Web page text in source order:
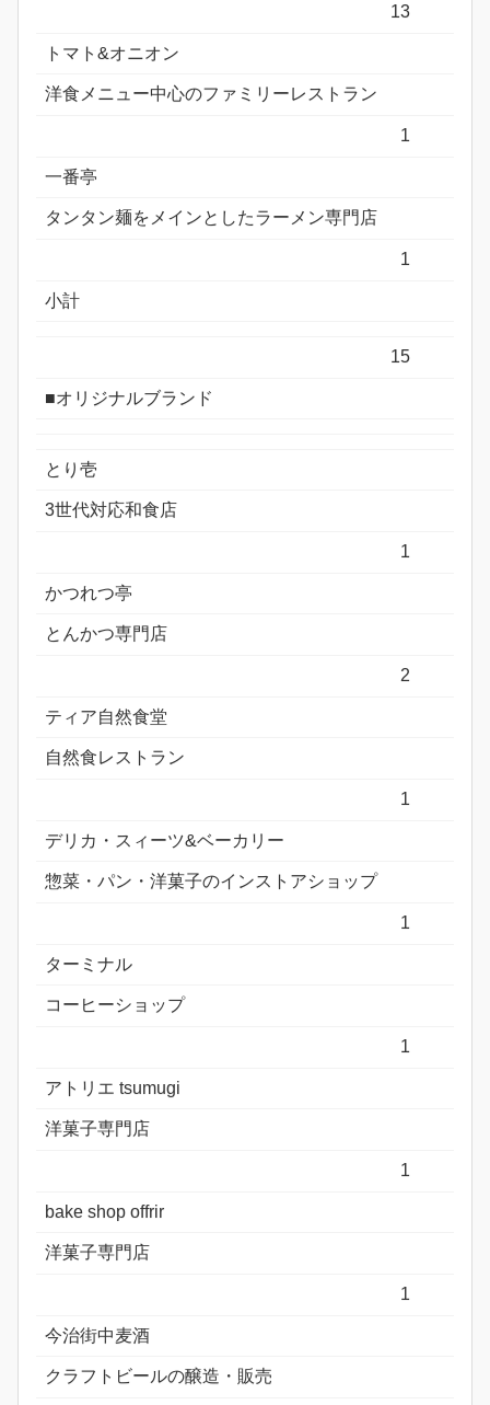
13
トマト&オニオン
洋食メニュー中心のファミリーレストラン
1
一番亭
タンタン麺をメインとしたラーメン専門店
1
小計
15
■オリジナルブランド
とり壱
3世代対応和食店
1
かつれつ亭
とんかつ専門店
2
ティア自然食堂
自然食レストラン
1
デリカ・スィーツ&ベーカリー
惣菜・パン・洋菓子のインストアショップ
1
ターミナル
コーヒーショップ
1
アトリエ tsumugi
洋菓子専門店
1
bake shop offrir
洋菓子専門店
1
今治街中麦酒
クラフトビールの醸造・販売